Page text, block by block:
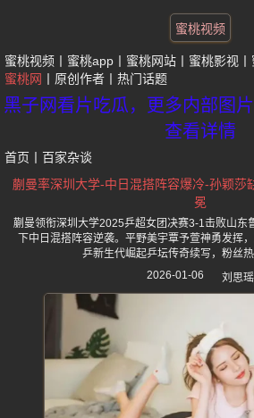
蜜桃视频
蜜桃视频 蜜桃app 蜜桃网站 蜜桃影视
蜜桃网
原创作者 热门话题
黑子网看片吃瓜，更多内部图
查看详情
首页 百家杂谈
蒯曼率深圳大学-中日混搭阵容爆冷-孙颖莎
冕
蒯曼领衔深圳大学2025乒超女团决赛3-1击败山东
下中日混搭阵容逆袭。平野美宇覃予萱神勇发挥
乒新生代崛起乒坛传奇续写，粉丝热
2026-01-06
刘思瑶